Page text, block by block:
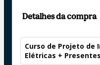
Detalhes da compra
Curso de Projeto de
Elétricas + Presentes